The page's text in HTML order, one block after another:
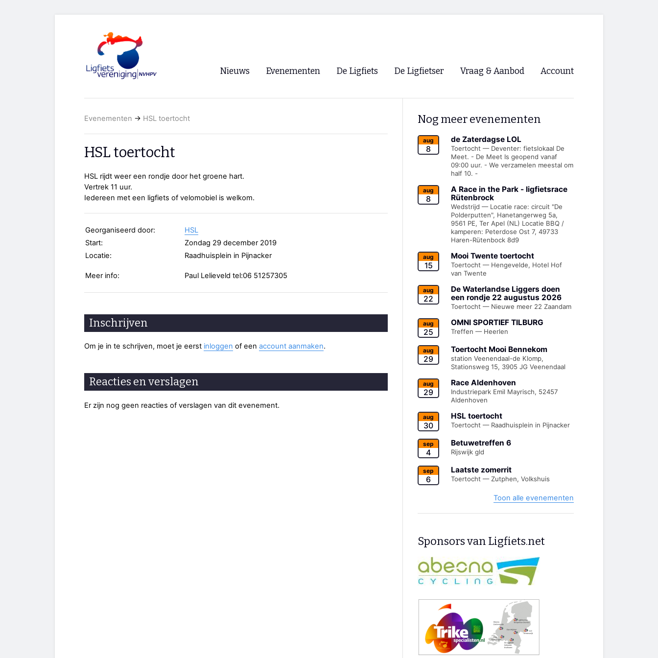
Nieuws Evenementen
WK Ligfietsen 2026
De Ligfiets De Ligfietser
Ligfietsvereninging NVHPV
Lokale Fietsverenigingen
EHPVA & EuSupino 🡺
Forum ligfietsers.nl 🡺
Vraag & Aanbod Account
Registreren
Evenementen → HSL toertocht
HSL toertocht
HSL rijdt weer een rondje door het groene hart.
Vertrek 11 uur.
Iedereen met een ligfiets of velomobiel is welkom.
Georganiseerd door:
HSL
Start:
Zondag 29 december 2019
Locatie:
Raadhuisplein in Pijnacker
Meer info: Paul Lelieveld tel:06 51257305
Inschrijven
Om je in te schrijven, moet je eerst inloggen of een account aanmaken.
Reacties en verslagen
Er zijn nog geen reacties of verslagen van dit evenement.
Nog meer evenementen
aug
8
de Zaterdagse LOL
Toertocht — Deventer: fietslokaal De
Meet. - De Meet Is geopend vanaf
09:00 uur. - We verzamelen meestal om
half 10. -
aug
8
A Race in the Park - ligfietsrace
Rütenbrock
Wedstrijd — Locatie race: circuit "De
Polderputten", Hanetangerweg 5a,
9561 PE, Ter Apel (NL) Locatie BBQ /
kamperen: Peterdose Ost 7, 49733
Haren-Rütenbock 8d9
aug
15
Mooi Twente toertocht
Toertocht — Hengevelde, Hotel Hof
van Twente
aug
22
De Waterlandse Liggers doen
een rondje 22 augustus 2026
Toertocht — Nieuwe meer 22 Zaandam
aug
25
OMNI SPORTIEF TILBURG
Treffen — Heerlen
aug
29
Toertocht Mooi Bennekom
station Veenendaal-de Klomp,
Stationsweg 15, 3905 JG Veenendaal
aug
29
Race Aldenhoven
Industriepark Emil Mayrisch, 52457
Aldenhoven
aug
30
HSL toertocht
Toertocht — Raadhuisplein in Pijnacker
sep
4
Betuwetreffen 6
Rijswijk gld
sep
6
Laatste zomerrit
Toertocht — Zutphen, Volkshuis
Toon alle evenementen
Sponsors van Ligfiets.net